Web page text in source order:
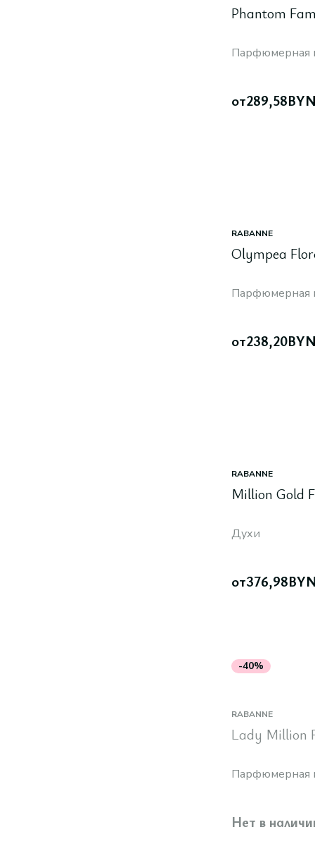
Phantom
Парфюмерная
от289,58BYN
RABANNE
Olympea
Парфюмерная
от238,20BYN
RABANNE
Million Gold
Духи
от376,98BYN
-40%
RABANNE
Lady Million
Парфюмерная
Нет в